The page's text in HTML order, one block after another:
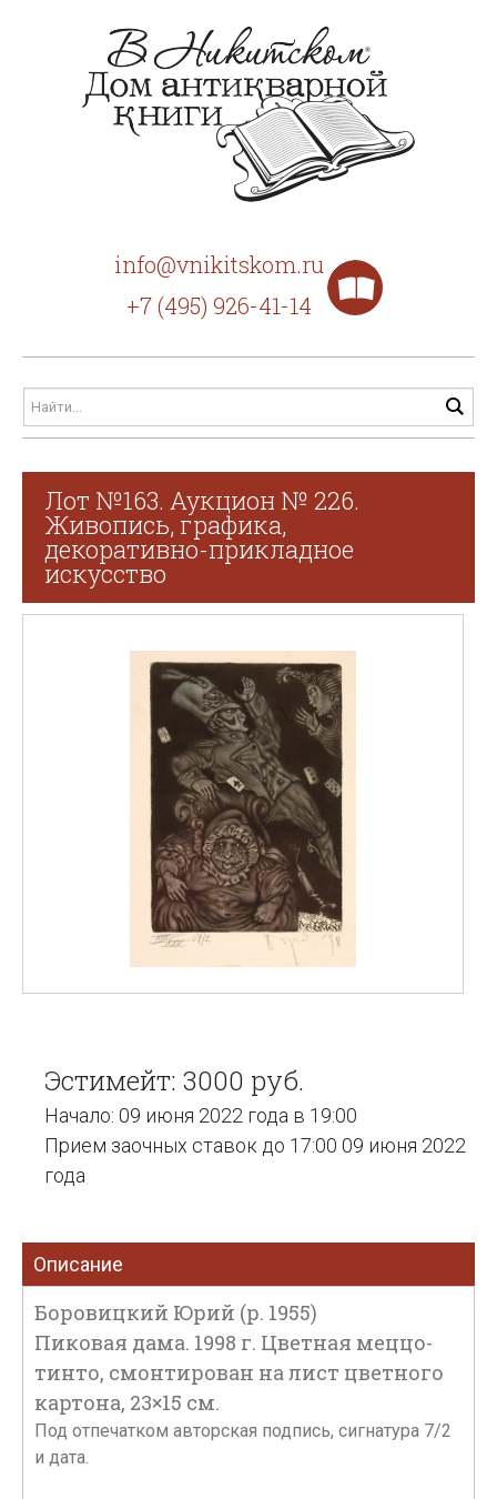
info@vnikitskom.ru
+7 (495) 926-41-14
Лот №163. Аукцион № 226.
Живопись, графика,
декоративно-прикладное
искусство
Эстимейт: 3000 руб.
Начало: 09 июня 2022 года в 19:00
Прием заочных ставок до 17:00 09 июня 2022
года
Описание
Боровицкий Юрий (р. 1955)
Пиковая дама. 1998 г. Цветная меццо-
тинто, смонтирован на лист цветного
картона, 23×15 см.
Под отпечатком авторская подпись, сигнатура 7/2
и дата.